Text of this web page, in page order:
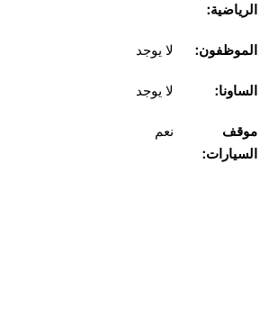
الرياضية:
الموظفون: لا يوجد
الساونا: لا يوجد
موقف
السيارات:
نعم